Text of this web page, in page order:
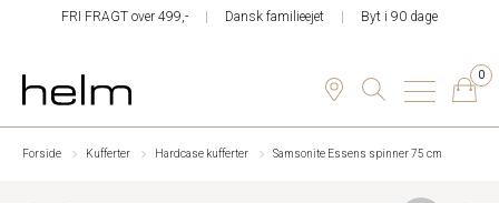
FRI FRAGT over 499,- Dansk familieejet Byt i 90 dage
0
Forside Kufferter Hardcase kufferter Samsonite Essens spinner 75 cm